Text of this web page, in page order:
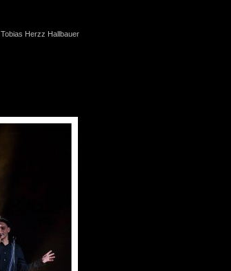
Tobias Herzz Hallbauer